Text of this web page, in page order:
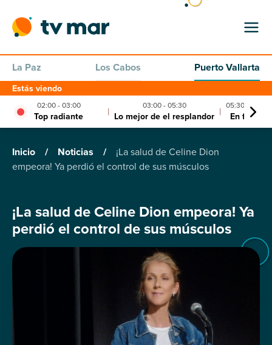
La Paz Los Cabos Puerto Vallarta
Estás viendo
02:00 - 03:00
Top radiante | 03:00 - 05:30
Lo mejor de el resplandor | 05:30 - 06:00
En forma
Inicio / Noticias /
¡La salud de Celine Dion
empeora! Ya perdió el control de sus músculos
¡La salud de Celine Dion empeora! Ya
perdió el control de sus músculos